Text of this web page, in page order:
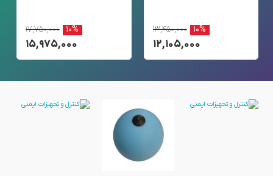
۱۳,۴۵۰,۰۰۰ ۱۰%
۱۲,۱۰۵,۰۰۰
۱۷,۷۵۰,۰۰۰ ۱۰%
۱۵,۹۷۵,۰۰۰